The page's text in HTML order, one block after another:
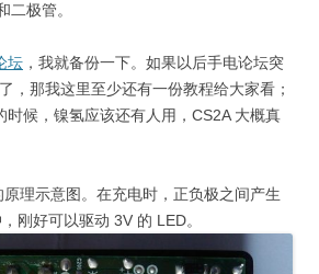
二极管。
坛 ，我就备份一下。如果以后手电论坛突
，那我这里至少还有一份教程给大家看；
时候，镍氢应该还有人用，CS2A 大概真
理示意图。在充电时，正负极之间产生
刚好可以驱动 3V 的 LED。